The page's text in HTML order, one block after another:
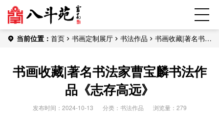
当前位置： 首页 书画定制展厅 书法作品
书画收藏|著名书法
书画收藏|著名书法家曹宝麟书法作
品《志存高远》
发布时间：2024-10-13 分类： 书法作品 浏览量：279